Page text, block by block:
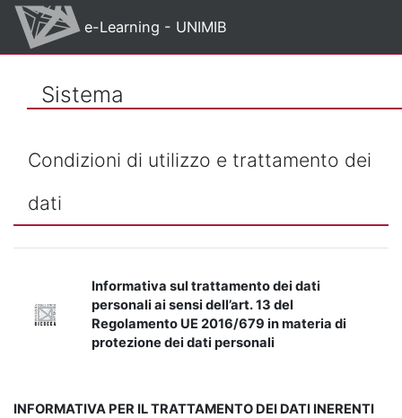
Vai al contenuto principale
e-Learning - UNIMIB
Sistema
Condizioni di utilizzo e trattamento dei
dati
Informativa sul trattamento dei dati
personali ai sensi dell’art. 13 del
Regolamento UE 2016/679 in materia di
protezione dei dati personali
INFORMATIVA PER IL TRATTAMENTO DEI DATI INERENTI